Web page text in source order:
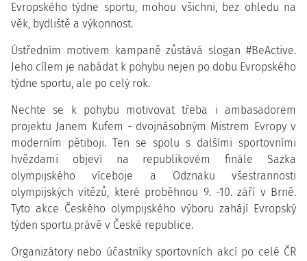
Evropského týdne sportu, mohou všichni, bez ohledu na
věk, bydliště a výkonnost.
Ústředním motivem kampaně zůstává slogan #BeActive.
Jeho cílem je nabádat k pohybu nejen po dobu Evropského
týdne sportu, ale po celý rok.
Nechte se k pohybu motivovat třeba i ambasadorem
projektu Janem Kufem - dvojnásobným Mistrem Evropy v
moderním pětiboji. Ten se spolu s dalšími sportovními
hvězdami objeví na republikovém finále Sazka
olympijského víceboje a Odznaku všestrannosti
olympijských vítězů, které proběhnou 9. -10. září v Brně.
Tyto akce Českého olympijského výboru zahájí Evropský
týden sportu právě v České republice.
Organizátory nebo účastníky sportovních akcí po celé ČR